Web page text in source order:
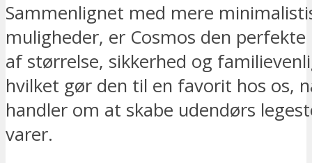
Sammenlignet med mere
muligheder, er Cosmos den
af størrelse, sikkerhed og
hvilket gør den til en favorit hos os,
handler om at skabe udendørs
varer.